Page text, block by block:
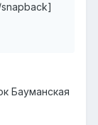
Бауманская